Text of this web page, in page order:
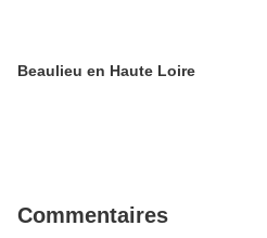
Beaulieu en Haute Loire
Commentaires